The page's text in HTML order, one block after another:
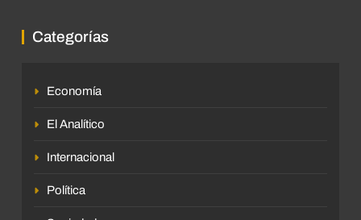
Categorías
Economía
El Analítico
Internacional
Política